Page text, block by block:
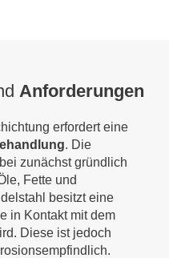
Anforderungen
erfordert eine
. Die
zunächst gründlich
Fette und
besitzt eine
in Kontakt mit dem
Diese ist jedoch